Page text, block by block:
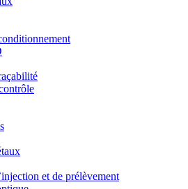
et de prélèvement